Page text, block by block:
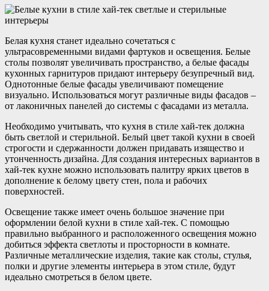
Белая кухня станет идеально сочетаться с
ультрасовременными видами фартуков и освещения. Белые
столы позволят увеличивать пространство, а белые фасады
кухонных гарнитуров придают интерьеру безупречный вид.
Однотонные белые фасады увеличивают помещение
визуально. Использоваться могут различные виды фасадов –
от лаконичных панелей до системы с фасадами из металла.
Необходимо учитывать, что кухня в стиле хай-тек должна
быть светлой и стерильной. Белый цвет такой кухни в своей
строгости и сдержанности должен придавать изящество и
утонченность дизайна. Для создания интересных вариантов в
хай-тек кухне можно использовать палитру ярких цветов в
дополнение к белому цвету стен, пола и рабочих
поверхностей.
Освещение также имеет очень большое значение при
оформлении белой кухни в стиле хай-тек. С помощью
правильно выбранного и расположенного освещения можно
добиться эффекта светлоты и просторности в комнате.
Различные металлические изделия, такие как столы, стулья,
полки и другие элементы интерьера в этом стиле, будут
идеально смотреться в белом цвете.